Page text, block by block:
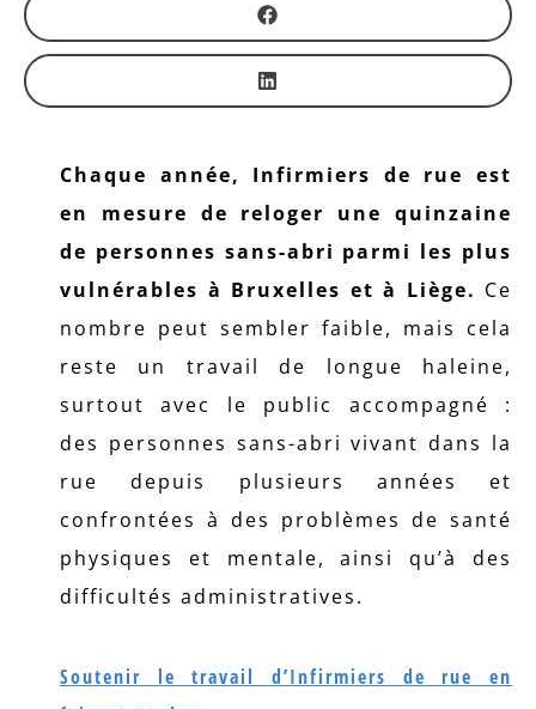
Chaque année, Infirmiers de rue est
en mesure de reloger une quinzaine
de personnes sans-abri parmi les plus
vulnérables à Bruxelles et à Liège. Ce
nombre peut sembler faible, mais cela
reste un travail de longue haleine,
surtout avec le public accompagné :
des personnes sans-abri vivant dans la
rue depuis plusieurs années et
confrontées à des problèmes de santé
physiques et mentale, ainsi qu’à des
difficultés administratives.
Soutenir le travail d’Infirmiers de rue en